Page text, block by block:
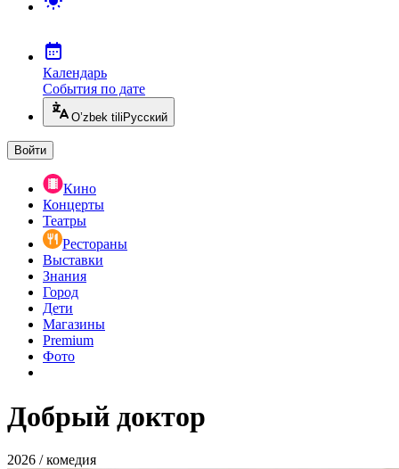
Календарь
События по дате
O’zbek tili Русский
Войти
Кино
Концерты
Театры
Рестораны
Выставки
Знания
Город
Дети
Магазины
Premium
Фото
Добрый доктор
2026 / комедия